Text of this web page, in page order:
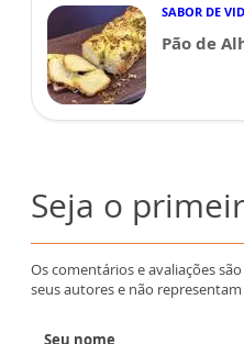
SABOR DE
Pão de
Seja o
Os comentários e avaliações
seus autores e não
Seu nome